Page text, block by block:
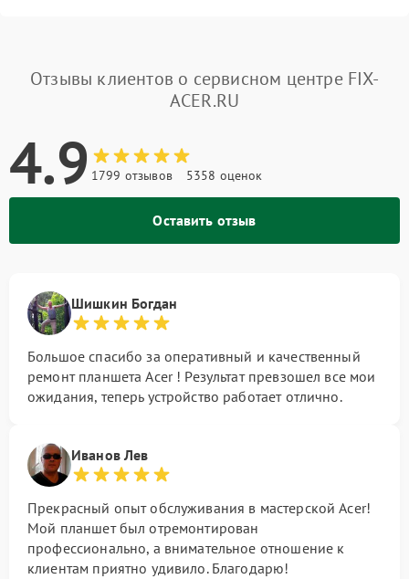
Отзывы клиентов о сервисном центре FIX-
ACER.RU
4.9 1799 отзывов 5358 оценок
Оставить отзыв
Шишкин Богдан
Большое спасибо за оперативный и качественный
ремонт планшета Acer ! Результат превзошел все мои
ожидания, теперь устройство работает отлично.
Иванов Лев
Прекрасный опыт обслуживания в мастерской Acer!
Мой планшет был отремонтирован
профессионально, а внимательное отношение к
клиентам приятно удивило. Благодарю!